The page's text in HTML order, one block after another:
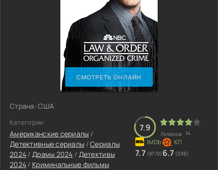
СМОТРЕТЬ ОНЛАЙН
Страна: США
Категории:
Американские сериалы /
Детективные сериалы /Сериалы
2024 / Драмы 2024 / Детективы
2024 / Криминальные фильмы
7.9
Голосов: 14
7.7 (9770) 6.7 (536)